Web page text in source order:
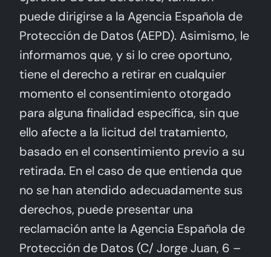
puede dirigirse a la Agencia Española de
Protección de Datos (AEPD). Asimismo, le
informamos que, y si lo cree oportuno,
tiene el derecho a retirar en cualquier
momento el consentimiento otorgado
para alguna finalidad específica, sin que
ello afecte a la licitud del tratamiento,
basado en el consentimiento previo a su
retirada. En el caso de que entienda que
no se han atendido adecuadamente sus
derechos, puede presentar una
reclamación ante la Agencia Española de
Protección de Datos (C/ Jorge Juan, 6 –